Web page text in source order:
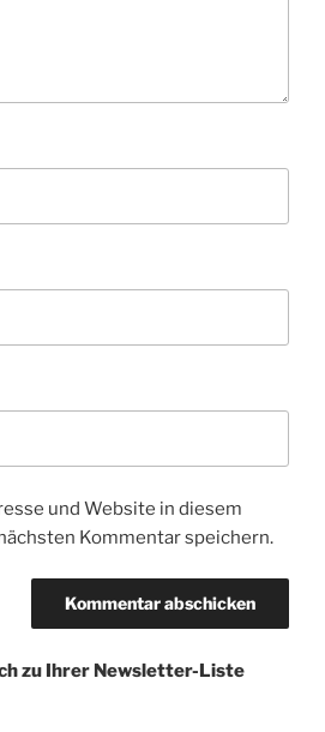
und Website in diesem
Kommentar speichern.
zu Ihrer Newsletter-Liste